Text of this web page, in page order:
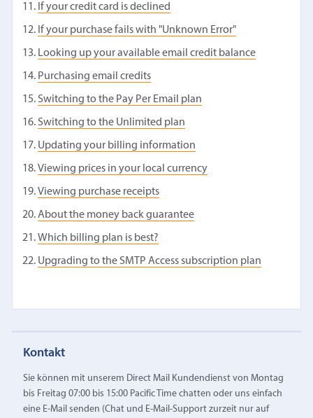
If your credit card is declined
If your purchase fails with "Unknown Error"
Looking up your available email credit balance
Purchasing email credits
Switching to the Pay Per Email plan
Switching to the Unlimited plan
Updating your billing information
Viewing prices in your local currency
Viewing purchase receipts
About the money back guarantee
Which billing plan is best?
Upgrading to the SMTP Access subscription plan
Kontakt
Sie können mit unserem Direct Mail Kundendienst von Montag
bis Freitag 07:00 bis 15:00 Pacific Time chatten oder uns einfach
eine E‑Mail senden (Chat und E-Mail-Support zurzeit nur auf